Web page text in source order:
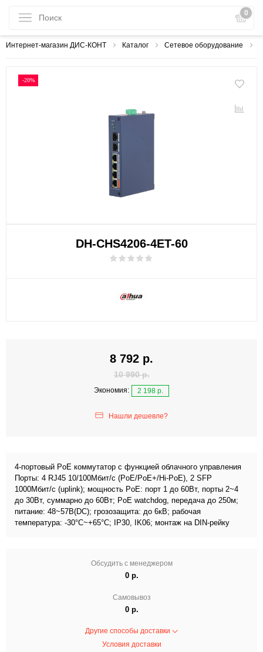
0
Интернет-магазин ДИС-КОНТ Каталог Сетевое оборудование
-20%
DH-CHS4206-4ET-60
8 792 р.
10 990 р.
Экономия: 2 198 р.
Нашли дешевле?
4-портовый PoE коммутатор с функцией облачного управления
Порты: 4 RJ45 10/100Мбит/с (PoE/PoE+/Hi-PoE), 2 SFP
1000Мбит/с (uplink); мощность PoE: порт 1 до 60Вт, порты 2~4
до 30Вт, суммарно до 60Вт; PoE watchdog, передача до 250м;
питание: 48~57В(DC); грозозащита: до 6кВ; рабочая
температура: -30°С~+65°С; IP30, IK06; монтаж на DIN-рейку
Обсудить с менеджером
0 р.
Самовывоз
0 р.
Другие способы доставки
Условия доставки